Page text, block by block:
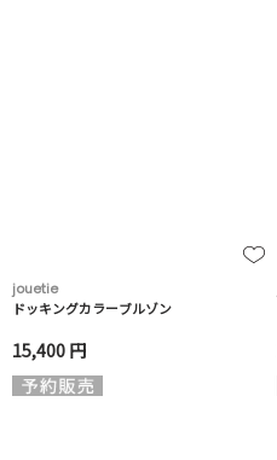
jouetie
ドッキングカラーブルゾン
15,400 円